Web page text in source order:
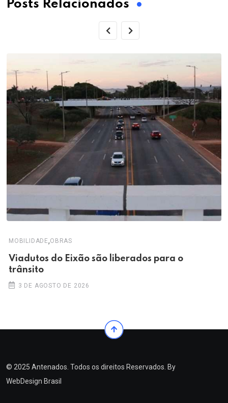
Posts Relacionados
MOBILIDADE,OBRAS
Viadutos do Eixão são liberados para o
trânsito
3 DE AGOSTO DE 2026
© 2025 Antenados. Todos os direitos Reservados. By
WebDesign Brasil